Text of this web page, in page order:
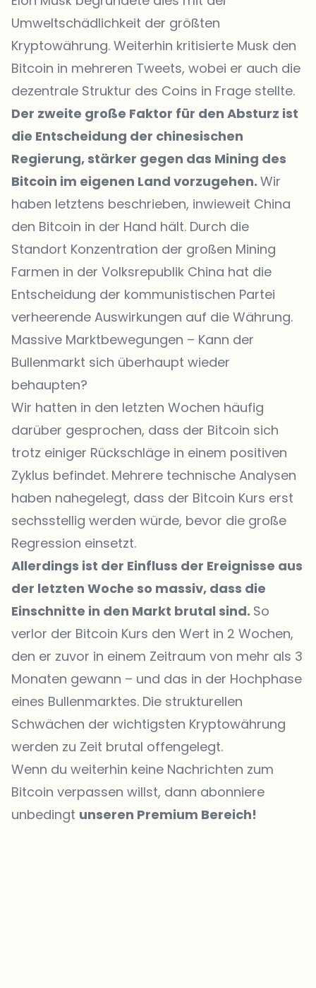
Umweltschädlichkeit der größten
Kryptowährung. Weiterhin kritisierte Musk den
Bitcoin in mehreren Tweets, wobei er auch die
dezentrale Struktur des Coins in Frage stellte.
Der zweite große Faktor für den Absturz ist
die Entscheidung der chinesischen
Regierung, stärker gegen das Mining des
Bitcoin im eigenen Land vorzugehen. Wir
haben letztens beschrieben, inwieweit China
den Bitcoin in der Hand hält. Durch die
Standort Konzentration der großen Mining
Farmen in der Volksrepublik China hat die
Entscheidung der kommunistischen Partei
verheerende Auswirkungen auf die Währung.
Massive Marktbewegungen – Kann der
Bullenmarkt sich überhaupt wieder
behaupten?
Wir hatten in den letzten Wochen häufig
darüber gesprochen, dass der Bitcoin sich
trotz einiger Rückschläge in einem positiven
Zyklus befindet. Mehrere technische Analysen
haben nahegelegt, dass der Bitcoin Kurs erst
sechsstellig werden würde, bevor die große
Regression einsetzt.
Allerdings ist der Einfluss der Ereignisse aus
der letzten Woche so massiv, dass die
Einschnitte in den Markt brutal sind. So
verlor der Bitcoin Kurs den Wert in 2 Wochen,
den er zuvor in einem Zeitraum von mehr als 3
Monaten gewann – und das in der Hochphase
eines Bullenmarktes. Die strukturellen
Schwächen der wichtigsten Kryptowährung
werden zu Zeit brutal offengelegt.
Wenn du weiterhin keine Nachrichten zum
Bitcoin verpassen willst, dann abonniere
unbedingt unseren Premium Bereich!